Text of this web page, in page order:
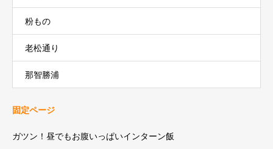
粉もの
老松通り
那智勝浦
固定ページ
ガツン！昼でもお腹いっぱいインターン飯